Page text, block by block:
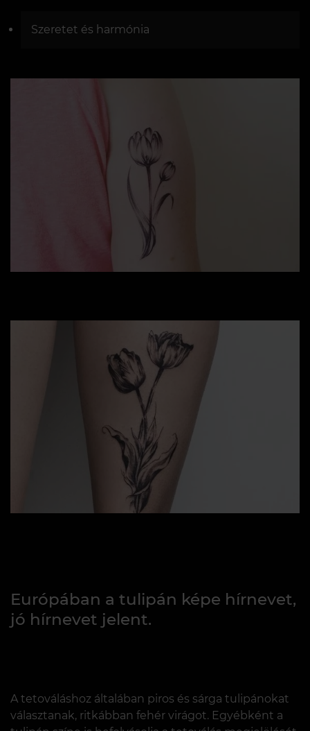
Szeretet és harmónia
Európában a tulipán képe hírnevet,
jó hírnevet jelent.
A tetováláshoz általában piros és sárga tulipánokat
választanak, ritkábban fehér virágot. Egyébként a